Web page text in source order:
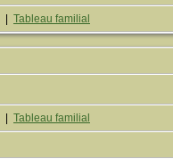
Tableau familial
Tableau familial